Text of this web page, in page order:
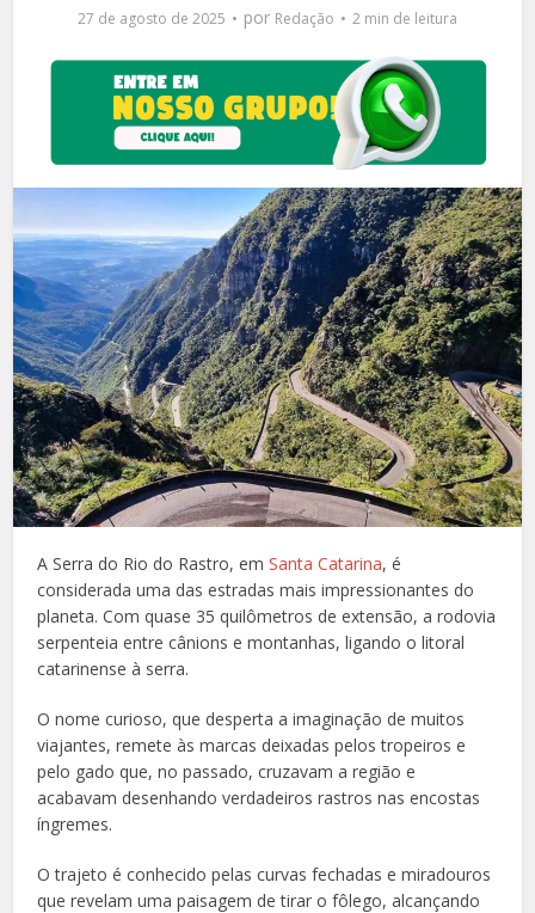
27 de agosto de 2025 por Redação 2 min de leitura
A Serra do Rio do Rastro, emSanta Catarina, é
considerada uma das estradas mais impressionantes do
planeta. Com quase 35 quilômetros de extensão, a rodovia
serpenteia entre cânions e montanhas, ligando o litoral
catarinense à serra.
O nome curioso, que desperta a imaginação de muitos
viajantes, remete às marcas deixadas pelos tropeiros e
pelo gado que, no passado, cruzavam a região e
acabavam desenhando verdadeiros rastros nas encostas
íngremes.
O trajeto é conhecido pelas curvas fechadas e miradouros
que revelam uma paisagem de tirar o fôlego, alcançando